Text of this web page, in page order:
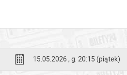
15.05.2026 , g. 20:15 (piątek)